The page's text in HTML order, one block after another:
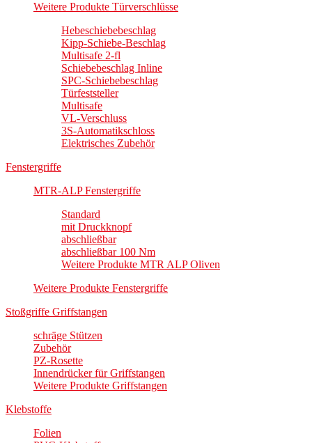
Weitere Produkte Türverschlüsse
Hebeschiebebeschlag
Kipp-Schiebe-Beschlag
Multisafe 2-fl
Schiebebeschlag Inline
SPC-Schiebebeschlag
Türfeststeller
Multisafe
VL-Verschluss
3S-Automatikschloss
Elektrisches Zubehör
Fenstergriffe
MTR-ALP Fenstergriffe
Standard
mit Druckknopf
abschließbar
abschließbar 100 Nm
Weitere Produkte MTR ALP Oliven
Weitere Produkte Fenstergriffe
Stoßgriffe Griffstangen
schräge Stützen
Zubehör
PZ-Rosette
Innendrücker für Griffstangen
Weitere Produkte Griffstangen
Klebstoffe
Folien